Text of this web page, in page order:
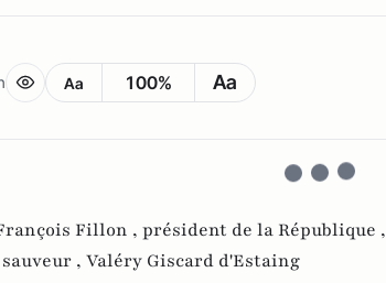
Aa 100% Aa
Fillon , président de la République ,
sauveur , Valéry Giscard d'Estaing